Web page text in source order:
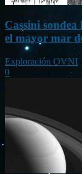
Cassini
el mayor mar
Exploración OVNI -
0